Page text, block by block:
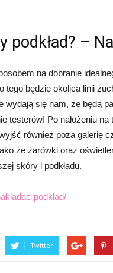
podkład? –
na dobranie
tego będzie okolica linii
wydają się nam, że będą
testerów! Po nałożeniu
również poza galerię
że żarówki oraz
skóry i podkładu.
podklad/
Twitter